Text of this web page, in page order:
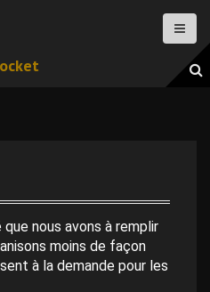
nous avons à remplir
moins de façon
à la demande pour les